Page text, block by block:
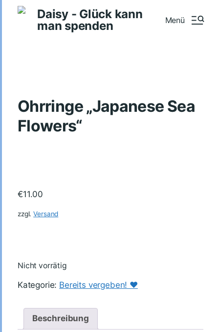
Daisy - Glück kann
man spenden
Menü
Ohrringe „Japanese Sea
Flowers“
€11.00
zzgl.Versand
Nicht vorrätig
Kategorie: Bereits vergeben! ♥️
Beschreibung